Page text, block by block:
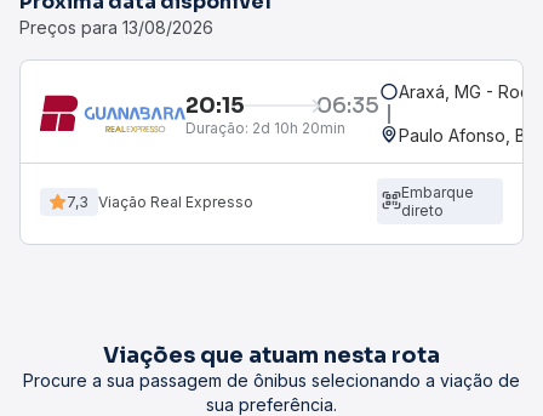
Preços para 13/08/2026
20:15 06:35
Duração: 2d 10h 20min
Araxá, MG -
Paulo Afonso, BA
7,3 Viação Real Expresso
Embarque
direto
Viações que atuam nesta rota
Procure a sua passagem de ônibus selecionando a viação de
sua preferência.